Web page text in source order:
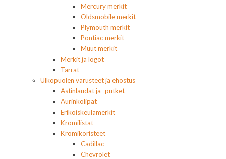
Mercury merkit
Oldsmobile merkit
Plymouth merkit
Pontiac merkit
Muut merkit
Merkit ja logot
Tarrat
Ulkopuolen varusteet ja ehostus
Astinlaudat ja -putket
Aurinkolipat
Erikoiskeulamerkit
Kromilistat
Kromikoristeet
Cadillac
Chevrolet